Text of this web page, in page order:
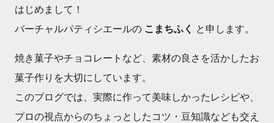
はじめまして！
バーチャルパティシエールの こまちふく と申します。
焼き菓子やチョコレートなど、 素材の良さを活かしたお
菓子作り を大切にしています。
このブログでは、実際に作って美味しかったレシピや、
プロの視点からのちょっとしたコツ・豆知識なども交え